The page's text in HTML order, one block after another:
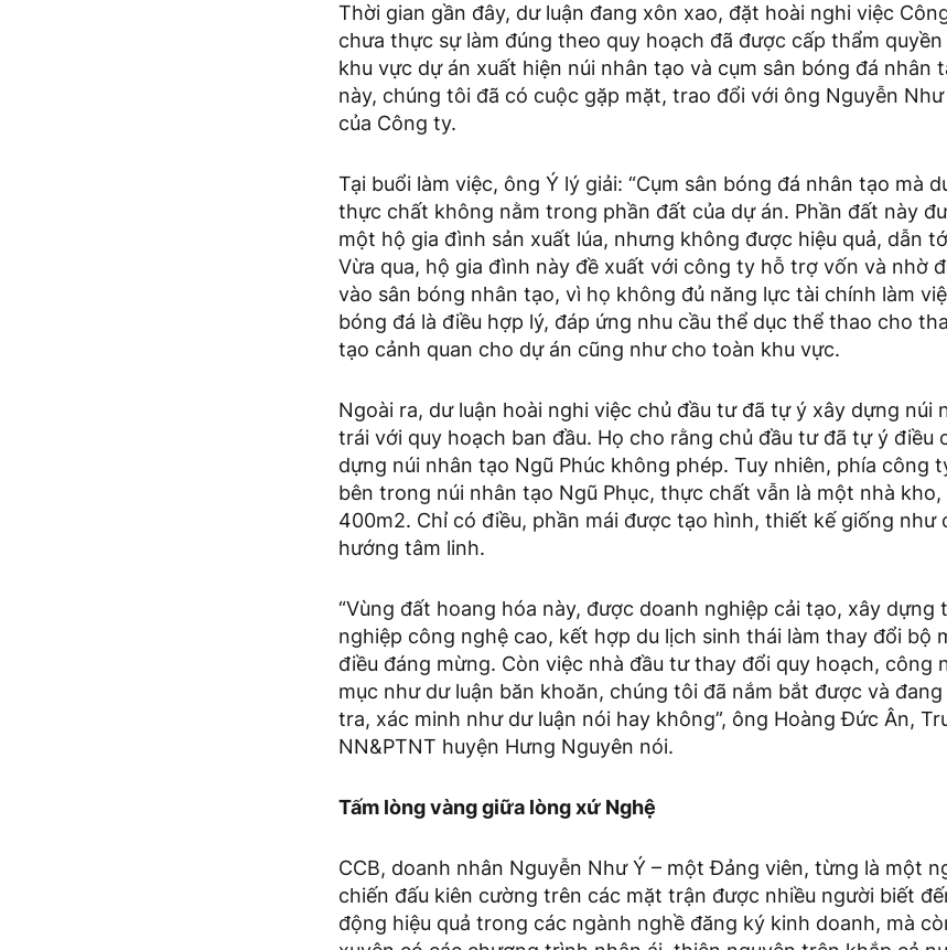
Thời gian gần đây, dư luận đang xôn xao, đặt hoài nghi việc
chưa thực sự làm đúng theo quy hoạch đã được cấp thẩm
khu vực dự án xuất hiện núi nhân tạo và cụm sân bóng đá nhân
này, chúng tôi đã có cuộc gặp mặt, trao đổi với ông Nguyễn Như
của Công ty.
Tại buổi làm việc, ông Ý lý giải: “Cụm sân bóng đá nhân tạo mà
thực chất không nằm trong phần đất của dự án. Phần đất này
một hộ gia đình sản xuất lúa, nhưng không được hiệu quả, dẫn
Vừa qua, hộ gia đình này đề xuất với công ty hỗ trợ vốn và nhờ
vào sân bóng nhân tạo, vì họ không đủ năng lực tài chính làm
bóng đá là điều hợp lý, đáp ứng nhu cầu thể dục thể thao cho
tạo cảnh quan cho dự án cũng như cho toàn khu vực.
Ngoài ra, dư luận hoài nghi việc chủ đầu tư đã tự ý xây dựng núi
trái với quy hoạch ban đầu. Họ cho rằng chủ đầu tư đã tự ý điều
dựng núi nhân tạo Ngũ Phúc không phép. Tuy nhiên, phía công
bên trong núi nhân tạo Ngũ Phục, thực chất vẫn là một nhà
400m2. Chỉ có điều, phần mái được tạo hình, thiết kế giống như
hướng tâm linh.
“Vùng đất hoang hóa này, được doanh nghiệp cải tạo, xây dựng
nghiệp công nghệ cao, kết hợp du lịch sinh thái làm thay đổi bộ
điều đáng mừng. Còn việc nhà đầu tư thay đổi quy hoạch, công
mục như dư luận băn khoăn, chúng tôi đã nắm bắt được và
tra, xác minh như dư luận nói hay không”, ông Hoàng Đức Ân,
NN&PTNT huyện Hưng Nguyên nói.
Tấm lòng vàng giữa lòng xứ Nghệ
CCB, doanh nhân Nguyễn Như Ý – một Đảng viên, từng là một
chiến đấu kiên cường trên các mặt trận được nhiều người biết
động hiệu quả trong các ngành nghề đăng ký kinh doanh, mà